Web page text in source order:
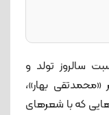
سالروز تولد و
بهار»،
که با شعرهای